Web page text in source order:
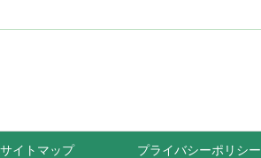
サイトマップ プライバシーポリシー